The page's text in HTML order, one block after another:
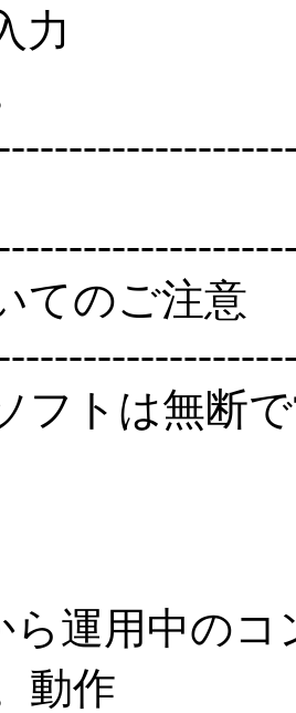
力
てのご注意
トは無断で
運用中のコ
動作